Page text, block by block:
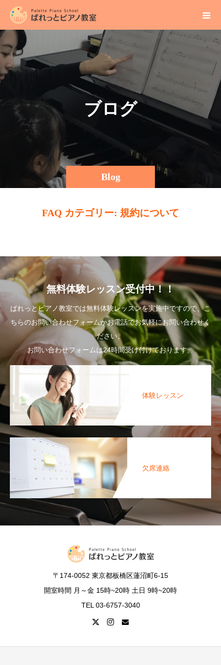
Blog
ブログ
FAQ カテゴリー: 規約について
無料体験レッスン受付中！！
ぱれっとピアノ教室では無料体験レッスンを実施中ですので、こ
ちらのお問い合わせフォームかお電話でお気軽にお問い合わせく
ださい。
お問い合わせフォームは24時間受け付けております。
体験レッスン
欠席連絡
〒174-0052 東京都板橋区蓮沼町6-15
開室時間 月～金 15時~20時 土日 9時~20時
TEL 03-6757-3040